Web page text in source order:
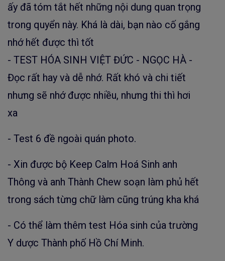
ấy đã tóm tắt hết những nội dung quan trọng
trong quyển này. Khá là dài, bạn nào cố gắng
nhớ hết được thì tốt
- TEST HÓA SINH VIỆT ĐỨC - NGỌC HÀ -
Đọc rất hay và dễ nhớ. Rất khó và chi tiết
nhưng sẽ nhớ được nhiều, nhưng thi thì hơi
xa
- Test 6 đề ngoài quán photo.
- Xin được bộ Keep Calm Hoá Sinh anh
Thông và anh Thành Chew soạn làm phủ hết
trong sách từng chữ làm cũng trúng kha khá
- Có thể làm thêm test Hóa sinh của trường
Y dược Thành phố Hồ Chí Minh.